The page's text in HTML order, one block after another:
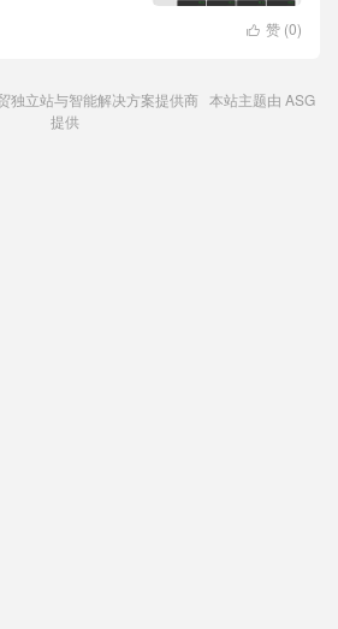
 赞 (0)
独立站与智能解决方案提供商本站主题由 ASG
提供